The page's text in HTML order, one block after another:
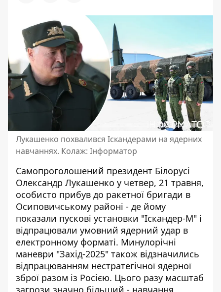
Лукашенко похвалився Іскандерами на ядерних
навчаннях. Колаж: Інформатор
Самопроголошений президент Білорусі
Олександр Лукашенко у четвер, 21 травня,
особисто прибув до ракетної бригади в
Осиповичському районі - де йому
показали пускові установки "Іскандер-М" і
відпрацювали умовний ядерний удар в
електронному форматі. Минулорічні
маневри "Захід-2025" також відзначились
відпрацюванням нестратегічної ядерної
зброї разом із Росією. Цього разу масштаб
загрози значно більший - навчання